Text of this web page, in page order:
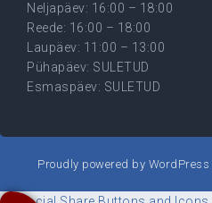
Neljapäev: 16:00 – 18:00
Reede: 16:00 – 18:00
Laupäev: 11:00 – 13:00
Pühapäev: SULETUD
Esmaspäev: SULETUD
Proudly powered by WordPress